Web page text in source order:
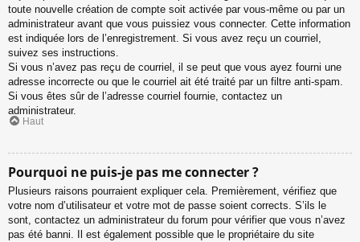
toute nouvelle création de compte soit activée par vous-même ou par un
administrateur avant que vous puissiez vous connecter. Cette information
est indiquée lors de l’enregistrement. Si vous avez reçu un courriel,
suivez ses instructions.
Si vous n’avez pas reçu de courriel, il se peut que vous ayez fourni une
adresse incorrecte ou que le courriel ait été traité par un filtre anti-spam.
Si vous êtes sûr de l’adresse courriel fournie, contactez un
administrateur.
Haut
Pourquoi ne puis-je pas me connecter ?
Plusieurs raisons pourraient expliquer cela. Premièrement, vérifiez que
votre nom d’utilisateur et votre mot de passe soient corrects. S’ils le
sont, contactez un administrateur du forum pour vérifier que vous n’avez
pas été banni. Il est également possible que le propriétaire du site